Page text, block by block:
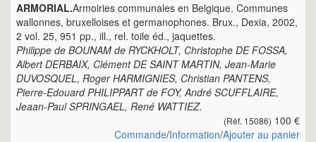
ARMORIAL.Armoiries communales en Belgique. Communes
wallonnes, bruxelloises et germanophones. Brux., Dexia, 2002,
2 vol. 25, 951 pp., ill., rel. toile éd., jaquettes.
Philippe de BOUNAM de RYCKHOLT, Christophe DE FOSSA,
Albert DERBAIX, Clément DE SAINT MARTIN, Jean-Marie
DUVOSQUEL, Roger HARMIGNIES, Christian PANTENS,
Pierre-Edouard PHILIPPART de FOY, André SCUFFLAIRE,
Jeaan-Paul SPRINGAEL, René WATTIEZ.
(Réf. 15086) 100 €
Commande/Information/Ajouter au panier